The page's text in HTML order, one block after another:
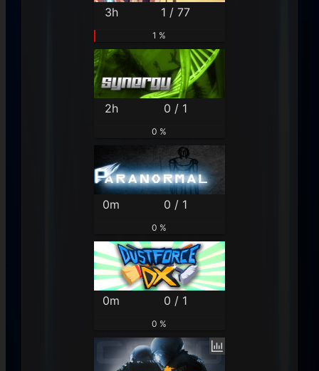
3h 1 / 77
1 %
2h 0 / 1
0 %
0m 0 / 1
0 %
0m 0 / 1
0 %